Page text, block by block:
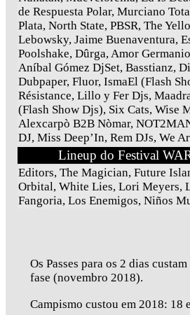
de Respuesta Polar, Murciano
Plata, North State, PBSR, The
Lebowsky, Jaime Buenaventura,
Poolshake, Dûrga, Amor
Aníbal Gómez DjSet, Basstianz,
Dubpaper, Fluor, IsmaEl (Flash
Résistance, Lillo y Fer Djs,
(Flash Show Djs), Six Cats, Wise
Alexcarpò B2B Nòmar,
DJ, Miss Deep’In, Rem DJs, We
Lineup do Festival
Editors, The Magician, Future
Orbital, White Lies, Lori Meyers,
Fangoria, Los Enemigos, Niños
Os Passes para os 2 dias
fase (novembro 2018).
Campismo custou em 2018: 18